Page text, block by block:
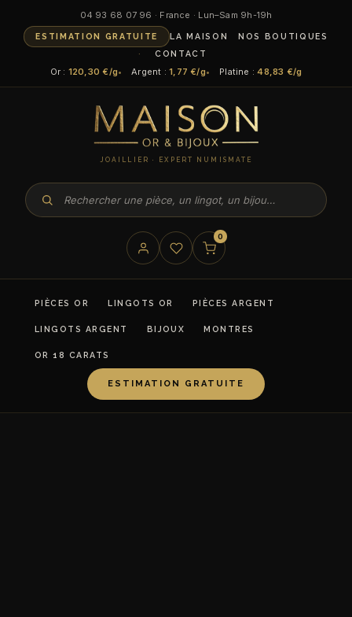
04 93 68 07 96 · France · Lun–Sam 9h-19h
ESTIMATION GRATUITE LA MAISON
NOS BOUTIQUES
CONTACT
Or : 120,30 €/g Argent :1,77 €/g Platine :48,83 €/g
JOAILLIER · EXPERT NUMISMATE
0
PIÈCES OR LINGOTS OR PIÈCES ARGENT
LINGOTS ARGENT BIJOUX MONTRES
OR 18 CARATS
ESTIMATION GRATUITE